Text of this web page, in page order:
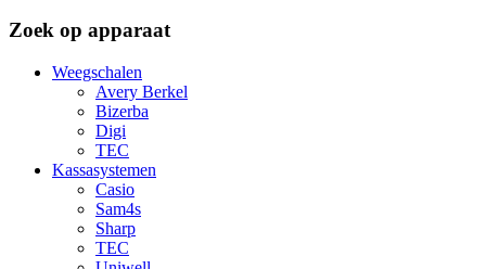
Zoek op apparaat
Weegschalen
Avery Berkel
Bizerba
Digi
TEC
Kassasystemen
Casio
Sam4s
Sharp
TEC